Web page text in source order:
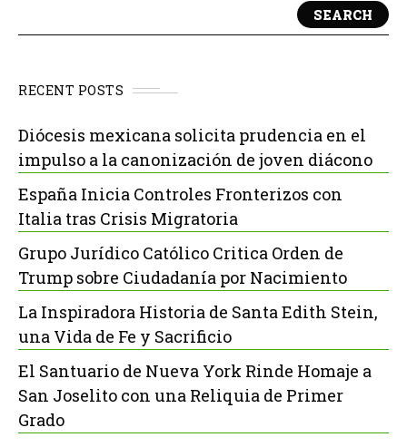
SEARCH
RECENT POSTS
Diócesis mexicana solicita prudencia en el
impulso a la canonización de joven diácono
España Inicia Controles Fronterizos con
Italia tras Crisis Migratoria
Grupo Jurídico Católico Critica Orden de
Trump sobre Ciudadanía por Nacimiento
La Inspiradora Historia de Santa Edith Stein,
una Vida de Fe y Sacrificio
El Santuario de Nueva York Rinde Homaje a
San Joselito con una Reliquia de Primer
Grado